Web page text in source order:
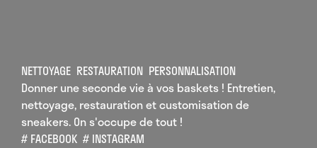
NETTOYAGE RESTAURATION PERSONNALISATION
Donner une seconde vie à vos baskets ! Entretien,
nettoyage, restauration et customisation de
sneakers. On s'occupe de tout !
# FACEBOOK # INSTAGRAM